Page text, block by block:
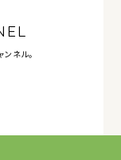
ネル。